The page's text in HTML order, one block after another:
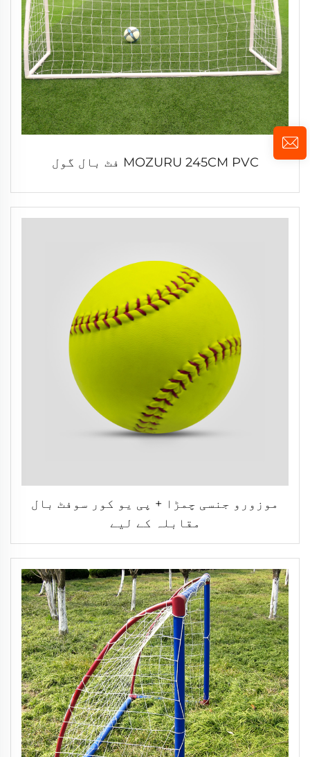
MOZURU 245CM PVC فٹ بال گول
موزورو جنسی چمڑا + پی یو کور سوفٹ بال
مقابلہ کے لیے